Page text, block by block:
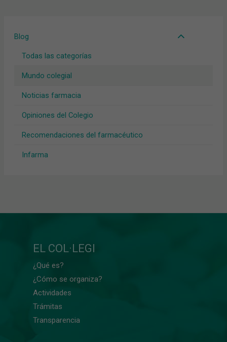
Blog
Todas las categorías
Mundo colegial
Noticias farmacia
Opiniones del Colegio
Recomendaciones del farmacéutico
Infarma
EL COL·LEGI
¿Qué es?
¿Cómo se organiza?
Actividades
Trámitas
Transparencia